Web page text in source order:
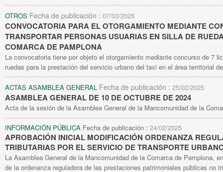
OTROS Fecha de publicación : 07/03/2025
CONVOCATORIA PARA EL OTORGAMIENTO MEDIANTE
TRANSPORTAR PERSONAS USUARIAS EN SILLA DE
COMARCA DE PAMPLONA
La convocatoria tiene por objeto el otorgamiento mediante concurso de 7
ruedas para la prestación del servicio urbano del taxi en el área territorial
ACTAS ASAMBLEA GENERAL Fecha de publicación : 25/02/2025
ASAMBLEA GENERAL DE 10 DE OCTUBRE DE 2024
Acta de la sesión de la Asamblea General de la Mancomunidad de la
INFORMACIÓN PÚBLICA Fecha de publicación : 24/02/2025
APROBACIÓN INICIAL MODIFICACIÓN ORDENANZA
TRIBUTARIAS POR EL SERVICIO DE TRANSPORTE
La Asamblea General de la Mancomunidad de la Comarca de Pamplona,
de la ordenanza reguladora de las prestaciones patrimoniales públicas no